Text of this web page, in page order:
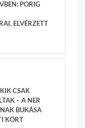
PORIG
ELVÉRZETT
CSAK
– A NER
BUKÁSA
KÖRT